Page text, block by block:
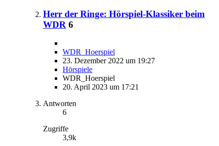
Herr der Ringe: Hörspiel-Klassiker beim
WDR 6
WDR_Hoerspiel
23. Dezember 2022 um 19:27
Hörspiele
WDR_Hoerspiel
20. April 2023 um 17:21
Antworten
6
Zugriffe
3,9k